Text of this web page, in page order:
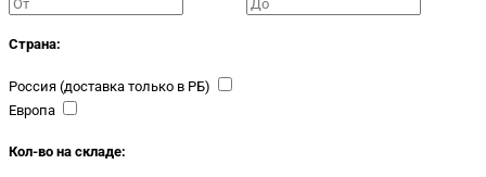
Страна:
Россия (доставка только в РБ)
Европа
Кол-во на складе: